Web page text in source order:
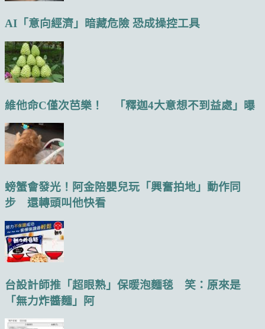
AI「意向經濟」暗藏危險 恐成操控工具
維他命C僅次芭樂！ 「釋迦4大意想不到益處」曝
螃蟹會發光！阿金陪嬰兒玩「興奮拍地」動作同
步 還轉頭叫他快看
台設計師推「超眼熟」保暖泡麵毯 笑：原來是
「無力炸醬麵」阿